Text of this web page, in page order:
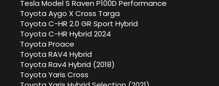
Tesla Model S Raven P100D Performance
Toyota Aygo X Cross Targa
Toyota C-HR 2.0 GR Sport Hybrid
Toyota C-HR Hybrid 2024
Toyota Proace
Toyota RAV4 Hybrid
Toyota Rav4 Hybrid (2018)
Toyota Yaris Cross